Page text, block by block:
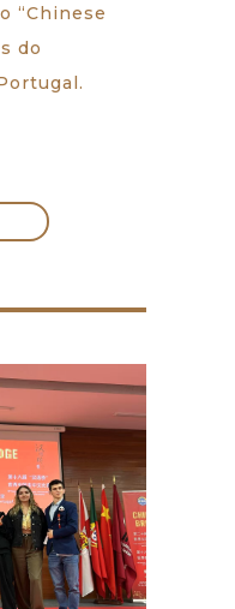
“Chinese
do